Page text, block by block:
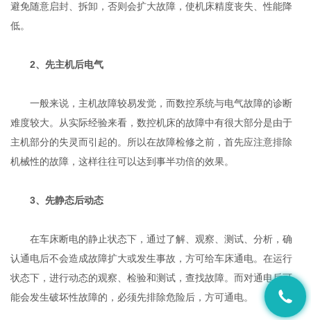
避免随意启封、拆卸，否则会扩大故障，使机床精度丧失、性能降
低。
2、先主机后电气
一般来说，主机故障较易发觉，而数控系统与电气故障的诊断
难度较大。从实际经验来看，数控机床的故障中有很大部分是由于
主机部分的失灵而引起的。所以在故障检修之前，首先应注意排除
机械性的故障，这样往往可以达到事半功倍的效果。
3、先静态后动态
在车床断电的静止状态下，通过了解、观察、测试、分析，确
认通电后不会造成故障扩大或发生事故，方可给车床通电。在运行
状态下，进行动态的观察、检验和测试，查找故障。而对通电后可
能会发生破坏性故障的，必须先排除危险后，方可通电。